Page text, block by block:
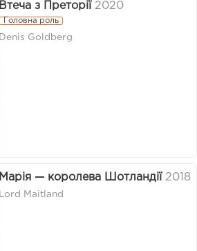
Втеча з Преторії 2020
Головна роль
Denis Goldberg
Марія — королева Шотландії 2018
Lord Maitland